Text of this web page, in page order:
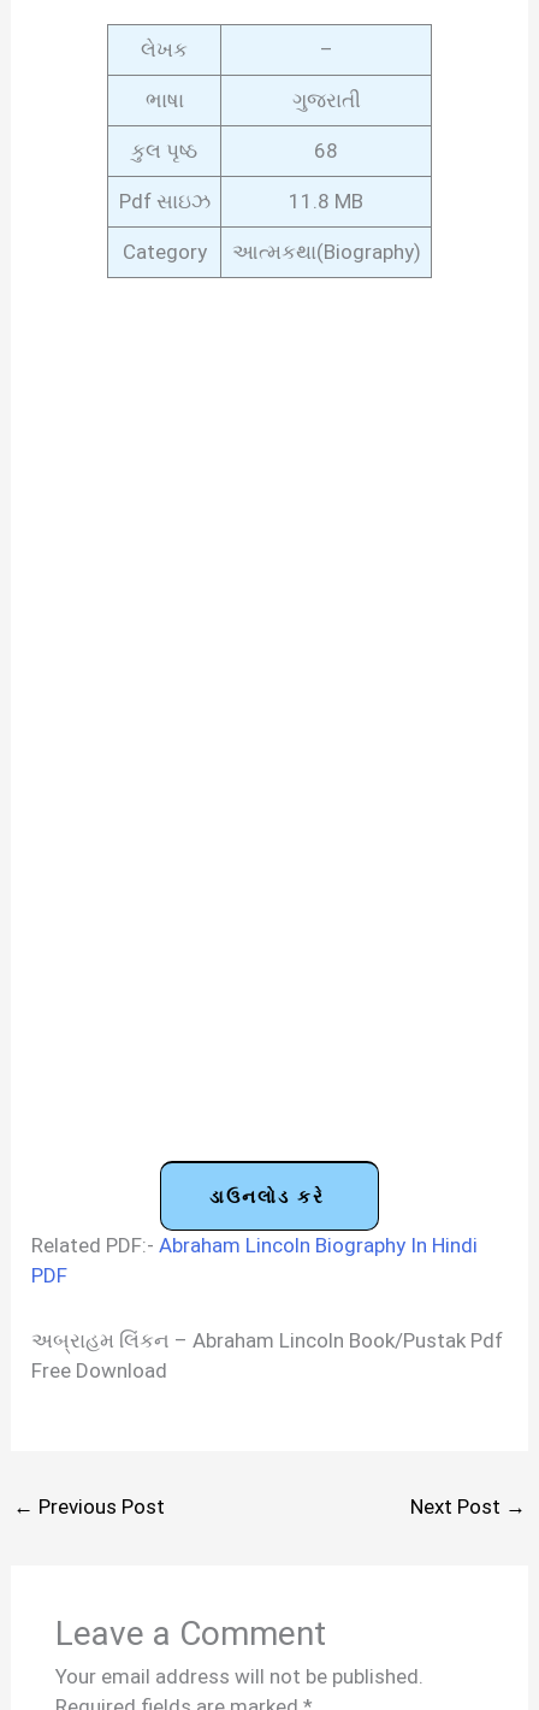
લેખક –
ભાષા ગુજરાતી
કુલ પૃષ્ઠ 68
Pdf સાઇઝ 11.8 MB
Category આત્મકથા(Biography)
ડાઉનલોડ કરે
Related PDF:-Abraham Lincoln Biography In Hindi
PDF
અબ્રાહમ લિંકન – Abraham Lincoln Book/Pustak Pdf
Free Download
← Previous Post Next Post →
Leave a Comment
Your email address will not be published.